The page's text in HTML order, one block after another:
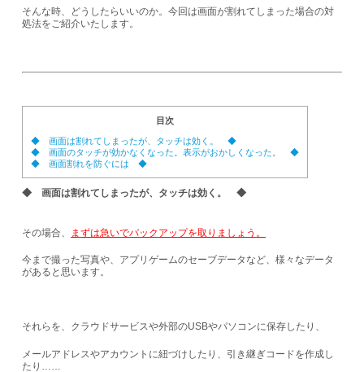
そんな時、どうしたらいいのか。今回は画面が割れてしまった場合の対
処法をご紹介いたします。
目次
◆ 画面は割れてしまったが、タッチは効く。 ◆
◆ 画面のタッチが効かなくなった。表示がおかしくなった。 ◆
◆ 画面割れを防ぐには ◆
◆ 画面は割れてしまったが、タッチは効く。 ◆
その場合、 まずは急いでバックアップを取りましょう。
今まで撮った写真や、アプリゲームのセーブデータなど、様々なデータ
があると思います。
それらを、クラウドサービスや外部のUSBやパソコンに保存したり、
メールアドレスやアカウントに紐づけしたり、引き継ぎコードを作成し
たり……